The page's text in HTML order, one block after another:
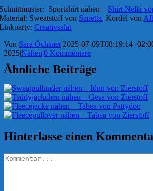
Schnittmuster: Sportshirt nähen – Shirt Nella
Material: Sweatstoff von Sanetta, Kordel von
Linkparty:Creativsalat
Von Sara Öchsner|2025-07-
2025|Nähen|0 Kommentare
Ähnliche Beiträge
Hinterlasse einen
Kommentar